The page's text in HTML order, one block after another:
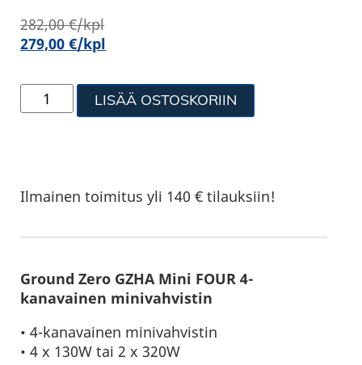
282,00€/kpl
279,00€/kpl
LISÄÄ OSTOSKORIIN
Ilmainen toimitus yli 140 € tilauksiin!
Ground Zero GZHA Mini FOUR 4-
kanavainen minivahvistin
• 4-kanavainen minivahvistin
• 4 x 130W tai 2 x 320W